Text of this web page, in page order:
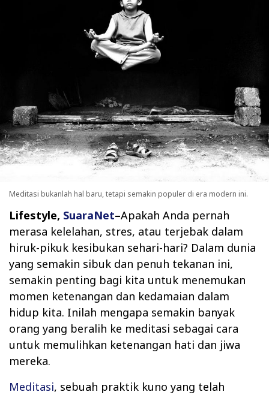
Meditasi bukanlah hal baru, tetapi semakin populer di era modern ini.
Lifestyle, SuaraNet–Apakah Anda pernah
merasa kelelahan, stres, atau terjebak dalam
hiruk-pikuk kesibukan sehari-hari? Dalam dunia
yang semakin sibuk dan penuh tekanan ini,
semakin penting bagi kita untuk menemukan
momen ketenangan dan kedamaian dalam
hidup kita. Inilah mengapa semakin banyak
orang yang beralih ke meditasi sebagai cara
untuk memulihkan ketenangan hati dan jiwa
mereka.
Meditasi, sebuah praktik kuno yang telah